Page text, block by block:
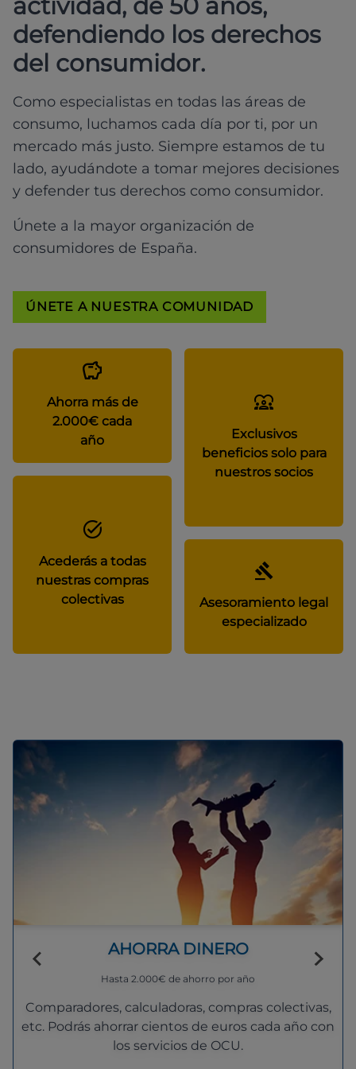
defendiendo los derechos
del consumidor.
Como especialistas en todas las áreas de
consumo, luchamos cada día por ti, por un
mercado más justo. Siempre estamos de tu
lado, ayudándote a tomar mejores decisiones
y defender tus derechos como consumidor.
Únete a la mayor organización de
consumidores de España.
ÚNETE A NUESTRA COMUNIDAD
Ahorra más de
2.000€ cada
año
Exclusivos
beneficios solo para
nuestros socios
Acederás a todas
nuestras compras
colectivas
Asesoramiento legal
especializado
AHORRA DINERO
Hasta 2.000€ de ahorro por año
Comparadores, calculadoras, compras colectivas,
etc. Podrás ahorrar cientos de euros cada año con
los servicios de OCU.